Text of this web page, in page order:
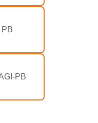
PB